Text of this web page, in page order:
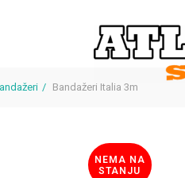
Bandažeri Italia 3m
NEMA NA
STANJU